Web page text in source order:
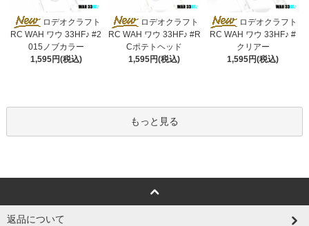
ロデオクラフト
RC WAH ワウ 33HF♪ #2
015ノブカラー
1,595円(税込)
ロデオクラフト
RC WAH ワウ 33HF♪ #R
Cポテトヘッド
1,595円(税込)
ロデオクラフト
RC WAH ワウ 33HF♪ #
クリアー
1,595円(税込)
もっと見る
返品について